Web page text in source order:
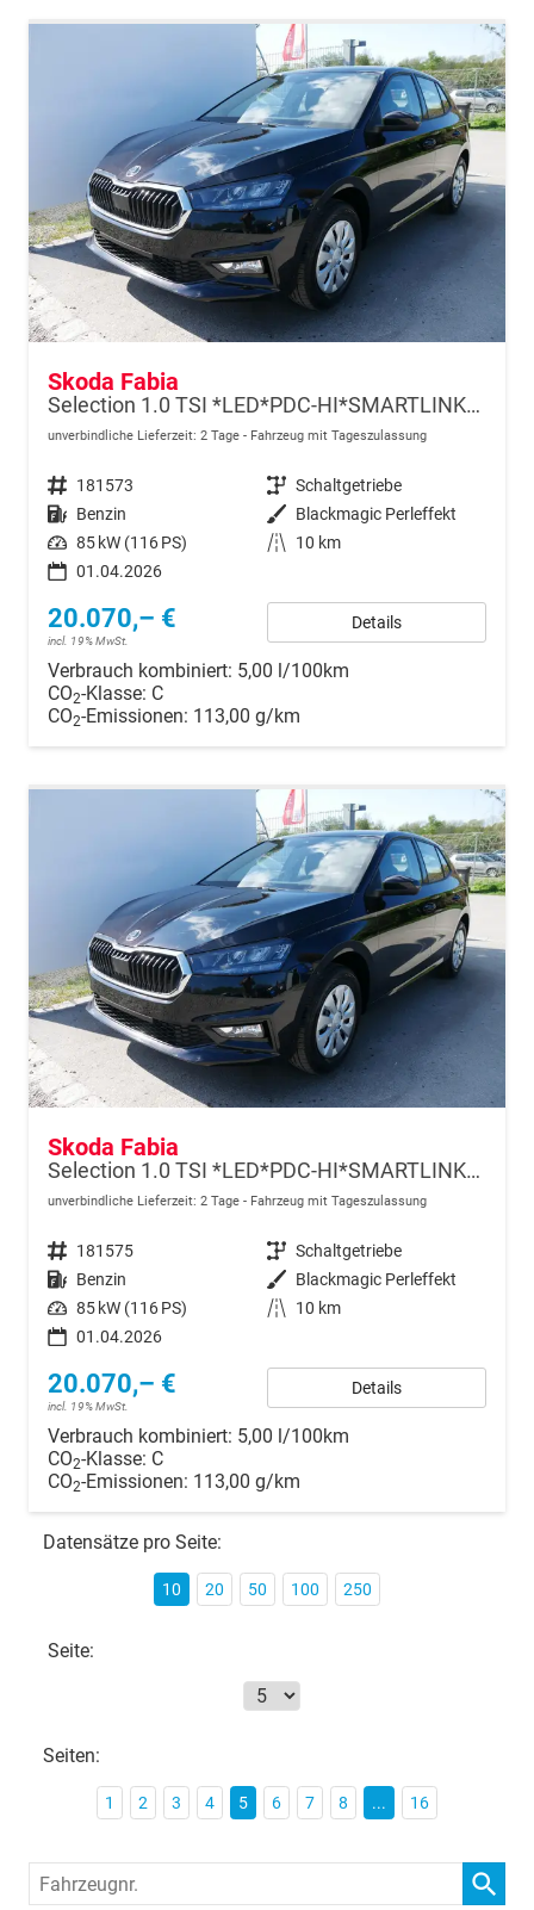
Skoda Fabia
Selection 1.0 TSI *LED*PDC-HI*SMARTLINK*SHZ*BLUETOOTH*FRONT-ASSIST
unverbindliche Lieferzeit: 2 Tage Fahrzeug mit Tageszulassung
Fahrzeugnr. 181573 Getriebe Schaltgetriebe
Kraftstoff Benzin Außenfarbe Blackmagic Perleffekt
Leistung 85 kW (116 PS) Kilometerstand
10 km
01.04.2026
20.070,– €
incl. 19% MwSt.
Details
Verbrauch kombiniert: 5,00 l/100km
CO2-Klasse: C
CO2-Emissionen: 113,00 g/km
Skoda Fabia
Selection 1.0 TSI *LED*PDC-HI*SMARTLINK*SHZ*BLUETOOTH*FRONT-ASSIST
unverbindliche Lieferzeit: 2 Tage Fahrzeug mit Tageszulassung
Fahrzeugnr. 181575 Getriebe Schaltgetriebe
Kraftstoff Benzin Außenfarbe Blackmagic Perleffekt
Leistung 85 kW (116 PS) Kilometerstand
10 km
01.04.2026
20.070,– €
incl. 19% MwSt.
Details
Verbrauch kombiniert: 5,00 l/100km
CO2-Klasse: C
CO2-Emissionen: 113,00 g/km
Datensätze pro Seite:
10 20 50 100 250
Seite:
Seiten:
1 2 3 4 5 6 7 8 ... 16
Fahrzeugnr.